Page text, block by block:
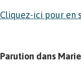
Cliquez-ici pour en
Parution dans